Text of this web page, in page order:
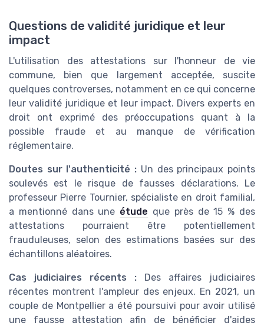
Questions de validité juridique et leur
impact
L'utilisation des attestations sur l'honneur de vie
commune, bien que largement acceptée, suscite
quelques controverses, notamment en ce qui concerne
leur validité juridique et leur impact. Divers experts en
droit ont exprimé des préoccupations quant à la
possible fraude et au manque de vérification
réglementaire.
Doutes sur l'authenticité : Un des principaux points
soulevés est le risque de fausses déclarations. Le
professeur Pierre Tournier, spécialiste en droit familial,
a mentionné dans une étude que près de 15 % des
attestations pourraient être potentiellement
frauduleuses, selon des estimations basées sur des
échantillons aléatoires.
Cas judiciaires récents : Des affaires judiciaires
récentes montrent l'ampleur des enjeux. En 2021, un
couple de Montpellier a été poursuivi pour avoir utilisé
une fausse attestation afin de bénéficier d'aides